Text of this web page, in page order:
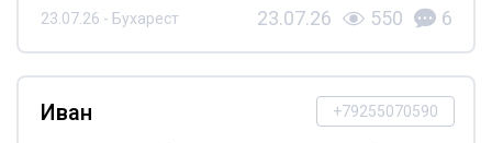
23.07.26 - Бухарест 23.07.26 550 6
+79255070590
Иван